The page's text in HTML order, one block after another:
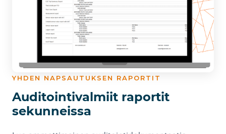
YHDEN NAPSAUTUKSEN RAPORTIT
Auditointivalmiit raportit
sekunneissa